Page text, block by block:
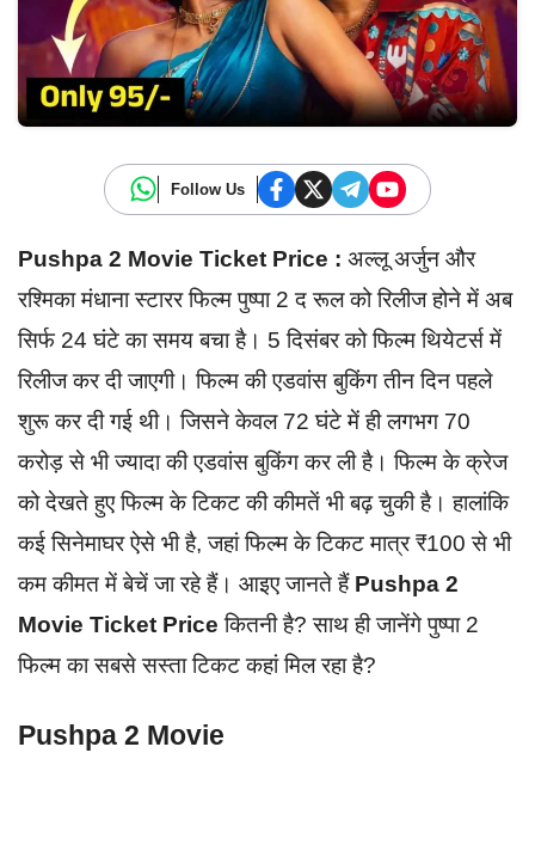
Follow Us
Pushpa 2 Movie Ticket Price : अल्लू अर्जुन और
रश्मिका मंधाना स्टारर फिल्म पुष्पा 2 द रूल को रिलीज होने में अब
सिर्फ 24 घंटे का समय बचा है। 5 दिसंबर को फिल्म थियेटर्स में
रिलीज कर दी जाएगी। फिल्म की एडवांस बुकिंग तीन दिन पहले
शुरू कर दी गई थी। जिसने केवल 72 घंटे में ही लगभग 70
करोड़ से भी ज्यादा की एडवांस बुकिंग कर ली है। फिल्म के क्रेज
को देखते हुए फिल्म के टिकट की कीमतें भी बढ़ चुकी है। हालांकि
कई सिनेमाघर ऐसे भी है, जहां फिल्म के टिकट मात्र ₹100 से भी
कम कीमत में बेचें जा रहे हैं। आइए जानते हैं Pushpa 2
Movie Ticket Price कितनी है? साथ ही जानेंगे पुष्पा 2
फिल्म का सबसे सस्ता टिकट कहां मिल रहा है?
Pushpa 2 Movie